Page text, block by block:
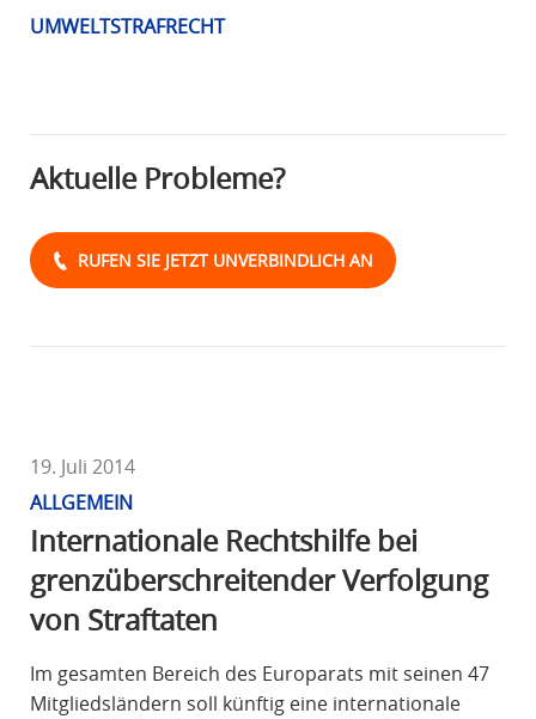
UMWELTSTRAFRECHT
Aktuelle Probleme?
RUFEN SIE JETZT UNVERBINDLICH AN
19. Juli 2014
ALLGEMEIN
Internationale Rechtshilfe bei
grenzüberschreitender Verfolgung
von Straftaten
Im gesamten Bereich des Europarats mit seinen 47
Mitgliedsländern soll künftig eine internationale